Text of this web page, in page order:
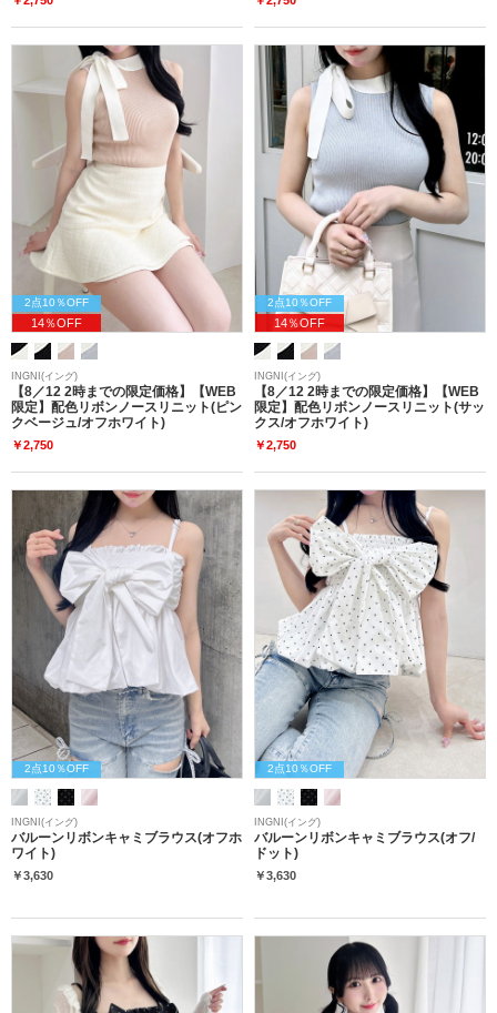
2点10％OFF
14％OFF
INGNI(イング)
【8／12 2時までの限定価格】【WEB
限定】配色リボンノースリニット(ピン
クベージュ/オフホワイト)
￥2,750
2点10％OFF
14％OFF
INGNI(イング)
【8／12 2時までの限定価格】【WEB
限定】配色リボンノースリニット(サッ
クス/オフホワイト)
￥2,750
2点10％OFF
INGNI(イング)
バルーンリボンキャミブラウス(オフホ
ワイト)
￥3,630
2点10％OFF
INGNI(イング)
バルーンリボンキャミブラウス(オフ/
ドット)
￥3,630